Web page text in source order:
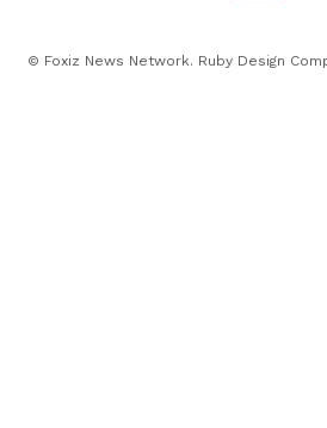
© Foxiz News Network. Ruby Design